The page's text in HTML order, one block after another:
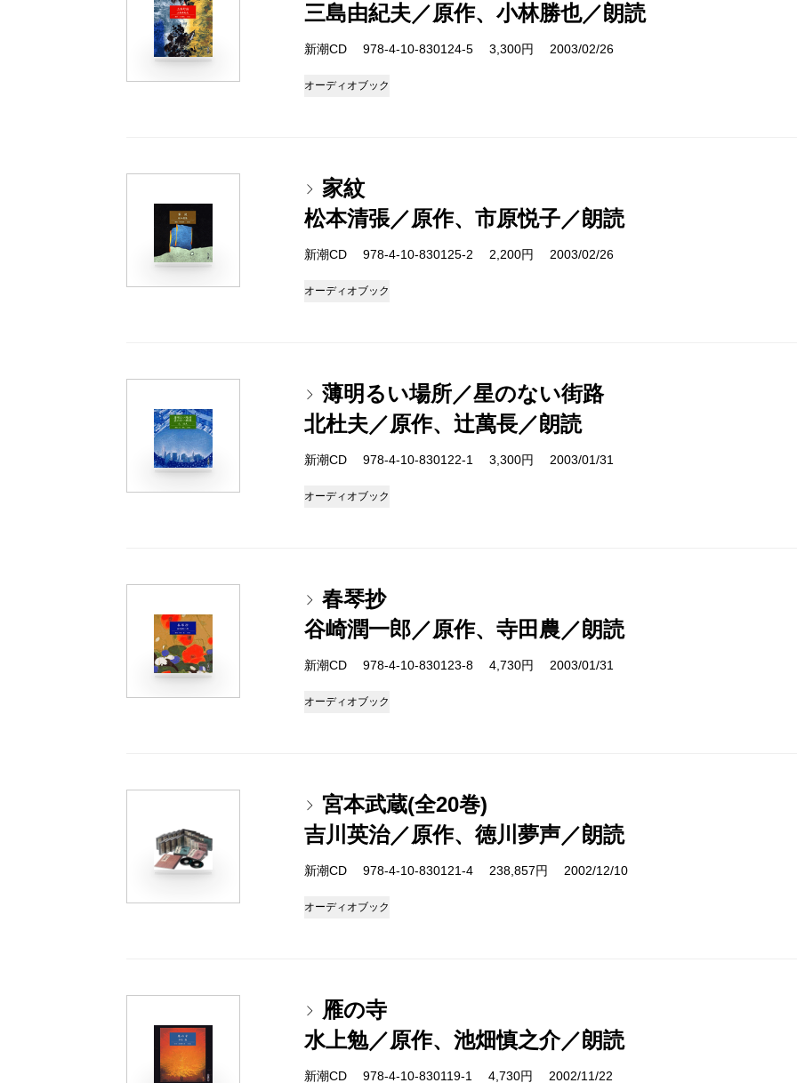
三島由紀夫／原作、小林勝也／朗読
新潮CD 978-4-10-830124-5 3,300円 2003/02/26
オーディオブック
家紋
松本清張／原作、市原悦子／朗読
新潮CD 978-4-10-830125-2 2,200円 2003/02/26
オーディオブック
薄明るい場所／星のない街路
北杜夫／原作、辻萬長／朗読
新潮CD 978-4-10-830122-1 3,300円 2003/01/31
オーディオブック
春琴抄
谷崎潤一郎／原作、寺田農／朗読
新潮CD 978-4-10-830123-8 4,730円 2003/01/31
オーディオブック
宮本武蔵(全20巻)
吉川英治／原作、徳川夢声／朗読
新潮CD 978-4-10-830121-4 238,857円 2002/12/10
オーディオブック
雁の寺
水上勉／原作、池畑慎之介／朗読
新潮CD 978-4-10-830119-1 4,730円 2002/11/22